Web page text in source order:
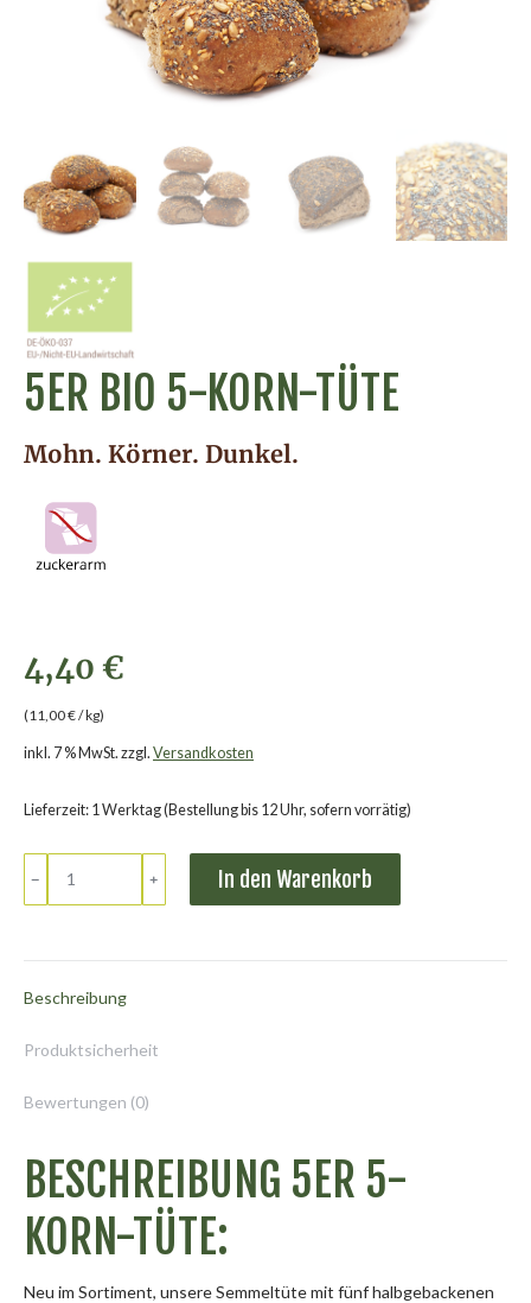
5ER BIO 5-KORN-TÜTE
Mohn. Körner. Dunkel.
4,40 €
(11,00€/kg)
inkl. 7 % MwSt. zzgl. Versandkosten
Lieferzeit: 1 Werktag (Bestellung bis 12 Uhr, sofern vorrätig)
Menge
﹣ ﹢ In den Warenkorb
Beschreibung
Produktsicherheit
Bewertungen (0)
BESCHREIBUNG 5ER 5-
KORN-TÜTE:
Neu im Sortiment, unsere Semmeltüte mit fünf halbgebackenen